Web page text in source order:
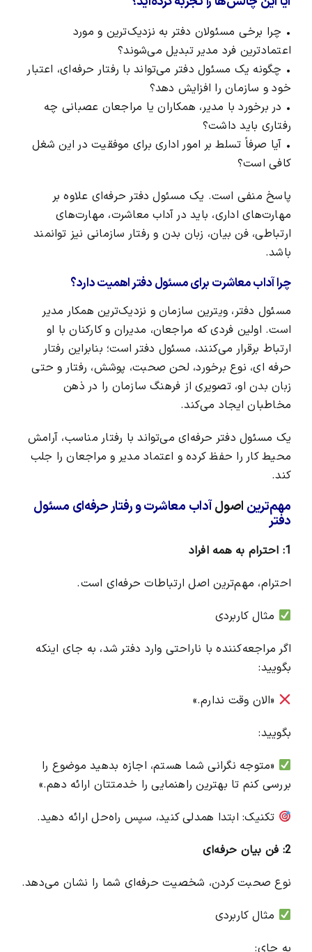
• چرا برخی مسئولان دفتر به نزدیک‌ترین و مورد
اعتمادترین فرد مدیر تبدیل می‌شوند؟
• چگونه یک مسئول دفتر می‌تواند با رفتار حرفه‌ای، اعتبار
خود و سازمان را افزایش دهد؟
• در برخورد با مدیر، همکاران یا مراجعان عصبانی چه
رفتاری باید داشت؟
• آیا صرفاً تسلط بر امور اداری برای موفقیت در این شغل
کافی است؟
پاسخ منفی است. یک مسئول دفتر حرفه‌ای علاوه بر
مهارت‌های اداری، باید در آداب معاشرت، مهارت‌های
ارتباطی، فن بیان، زبان بدن و رفتار سازمانی نیز توانمند
باشد.
چرا آداب معاشرت برای مسئول دفتر اهمیت دارد؟
مسئول دفتر، ویترین سازمان و نزدیک‌ترین همکار مدیر
است. اولین فردی که مراجعان، مدیران و کارکنان با او
ارتباط برقرار می‌کنند، مسئول دفتر است؛ بنابراین رفتار
حرفه ای، نوع برخورد، لحن صحبت، پوشش، رفتار و حتی
زبان بدن او، تصویری از فرهنگ سازمان را در ذهن
مخاطبان ایجاد می‌کند.
یک مسئول دفتر حرفه‌ای می‌تواند با رفتار مناسب، آرامش
محیط کار را حفظ کرده و اعتماد مدیر و مراجعان را جلب
کند.
مهم‌ترین اصولآداب معاشرت و رفتار حرفه‌ای مسئول
دفتر
1: احترام به همه افراد
احترام، مهم‌ترین اصل ارتباطات حرفه‌ای است.
مثال کاربردی
اگر مراجعه‌کننده با ناراحتی وارد دفتر شد، به جای اینکه
بگویید:
«الان وقت ندارم.»
بگویید:
«متوجه نگرانی شما هستم، اجازه بدهید موضوع را
بررسی کنم تا بهترین راهنمایی را خدمتتان ارائه دهم.»
تکنیک: ابتدا همدلی کنید، سپس راه‌حل ارائه دهید.
2: فن بیان حرفه‌ای
نوع صحبت کردن، شخصیت حرفه‌ای شما را نشان می‌دهد.
مثال کاربردی